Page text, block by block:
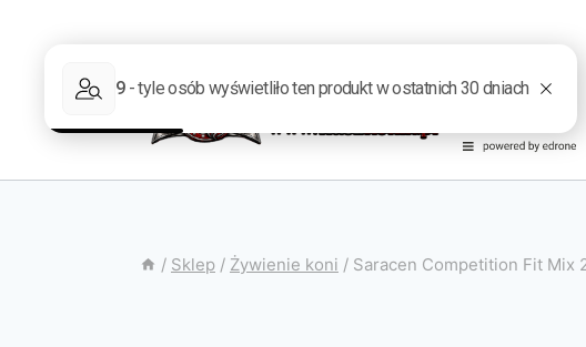
/ Sklep / Żywienie koni / Saracen Competition Fit Mix